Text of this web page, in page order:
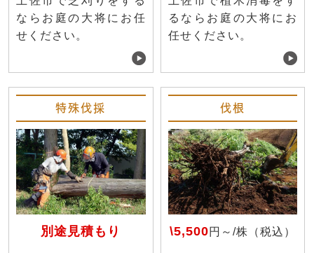
ならお庭の大将にお任
せください。
るならお庭の大将にお
任せください。
特殊伐採
別途見積もり
伐根
\5,500円～/株（税込）